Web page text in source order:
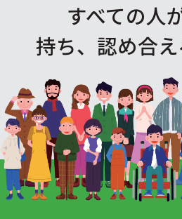
すべての人
持ち、認め合え